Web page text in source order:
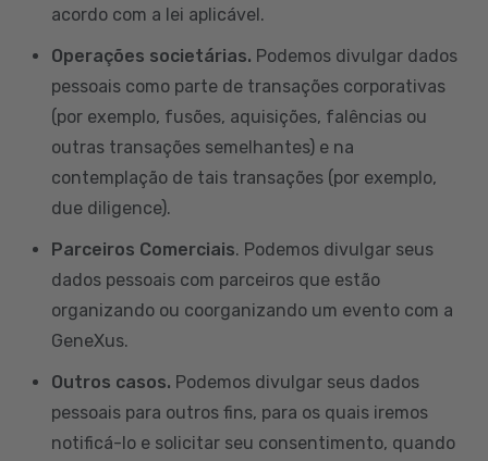
acordo com a lei aplicável.
Operações societárias. Podemos divulgar dados
pessoais como parte de transações corporativas
(por exemplo, fusões, aquisições, falências ou
outras transações semelhantes) e na
contemplação de tais transações (por exemplo,
due diligence).
Parceiros Comerciais. Podemos divulgar seus
dados pessoais com parceiros que estão
organizando ou coorganizando um evento com a
GeneXus.
Outros casos. Podemos divulgar seus dados
pessoais para outros fins, para os quais iremos
notificá-lo e solicitar seu consentimento, quando